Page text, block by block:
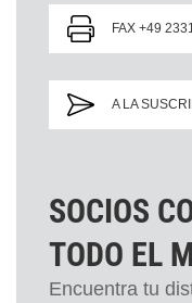
FAX +49
A LA
SOCIOS
TODO EL
Encuentra tu